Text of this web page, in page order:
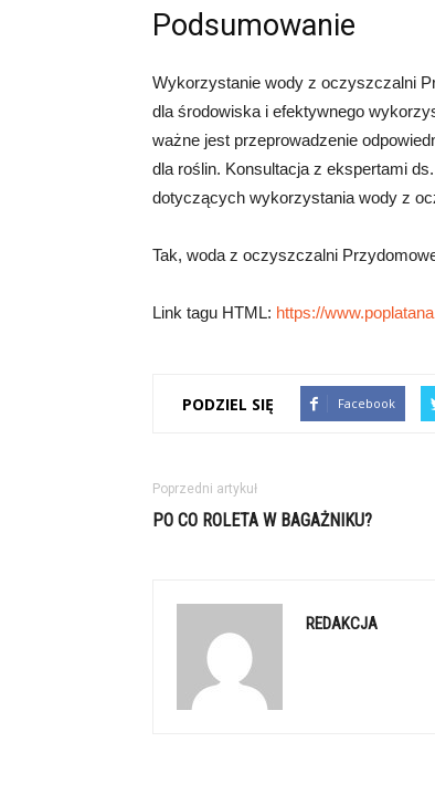
Podsumowanie
Wykorzystanie wody z oczyszczalni
dla środowiska i efektywnego
ważne jest przeprowadzenie
dla roślin. Konsultacja z ekspertami
dotyczących wykorzystania wody z
Tak, woda z oczyszczalni
Link tagu HTML: https://
PODZIEL SIĘ Facebook
Poprzedni artykuł
PO CO ROLETA W BAGAŻNIKU?
REDAKCJA